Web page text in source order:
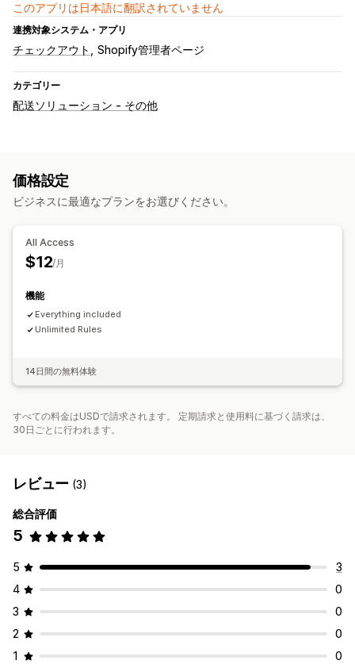
このアプリは日本語に翻訳されていません
連携対象システム・アプリ
チェックアウト Shopify管理者ページ
カテゴリー
配送ソリューション - その他
価格設定
ビジネスに最適なプランをお選びください。
All Access
$12/月
機能
Everything included
Unlimited Rules
14日間の無料体験
すべての料金はUSDで請求されます。 定期請求と使用料に基づく請求は、
30日ごとに行われます。
レビュー (3)
総合評価
5
5
3
4
0
3
0
2
0
1
0